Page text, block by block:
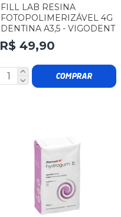
FILL LAB RESINA
FOTOPOLIMERIZÁVEL 4G
DENTINA A3,5 - VIGODENT
R$ 49,90
COMPRAR